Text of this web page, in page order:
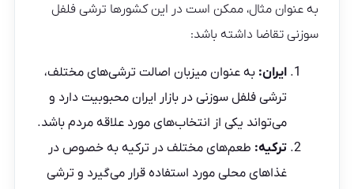
به عنوان مثال، ممکن است در این کشورها ترشی فلفل
سوزنی تقاضا داشته باشد:
ایران: به عنوان میزبان اصالت ترشی‌های مختلف،
ترشی فلفل سوزنی در بازار ایران محبوبیت دارد و
می‌تواند یکی از انتخاب‌های مورد علاقه مردم باشد.
ترکیه: طعم‌های مختلف در ترکیه به خصوص در
غذاهای محلی مورد استفاده قرار می‌گیرد و ترشی